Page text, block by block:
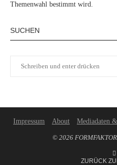
Themenwahl bestimmt wird.
SUCHEN
Impressum About Mediadaten
© 2026
ZURÜCK